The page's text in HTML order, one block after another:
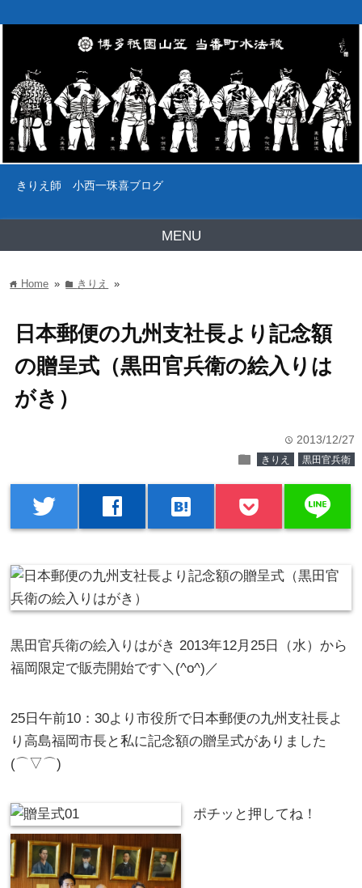
きりえ師 小西一珠喜ブログ
MENU
home Home » folder きりえ »
日本郵便の九州支社長より記念額
の贈呈式（黒田官兵衛の絵入りは
がき）
time 2013/12/27
folder きりえ 黒田官兵衛
twitter facebook hatenabookmark line
黒田官兵衛の絵入りはがき 2013年12月25日（水）から
福岡限定で販売開始です＼(^o^)／
25日午前10：30より市役所で日本郵便の九州支社長よ
り高島福岡市長と私に記念額の贈呈式がありました
(⌒▽⌒)
ポチッと押してね！